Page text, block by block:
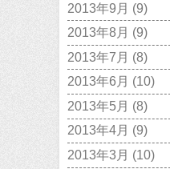
2013年9月 (9)
2013年8月 (9)
2013年7月 (8)
2013年6月 (10)
2013年5月 (8)
2013年4月 (9)
2013年3月 (10)